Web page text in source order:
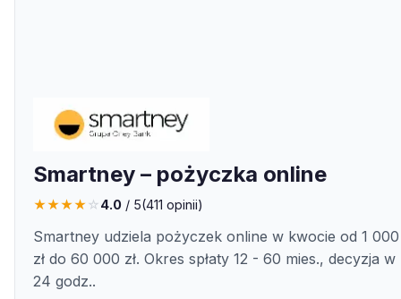
Smartney – pożyczka online
★★★★☆4.0 / 5(411 opinii)
Smartney udziela pożyczek online w kwocie od 1 000
zł do 60 000 zł. Okres spłaty 12 - 60 mies., decyzja w
24 godz..